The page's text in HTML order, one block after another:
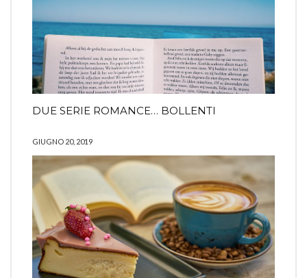
DUE SERIE ROMANCE… BOLLENTI
GIUGNO 20, 2019